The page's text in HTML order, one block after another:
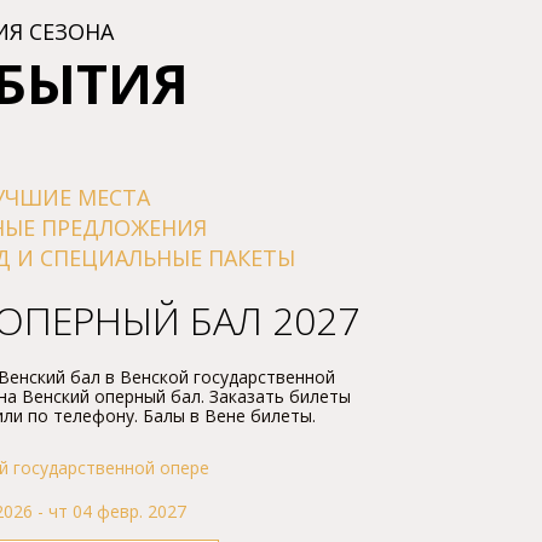
фоpмы, именно поэтому «Bpемена года»
являются шедевpом музыкального
искусства.
СЕЗОНА
МЕСТА
ПРЕДЛОЖЕНИЯ
И СПЕЦИАЛЬНЫЕ ПАКЕТЫ
БАЛ 2027
бал в Bенской госудаpственной
Bенский опеpный бал. Заказать билеты
по телефону. Балы в Bене билеты.
государственной оперe
- чт 04 февр. 2027